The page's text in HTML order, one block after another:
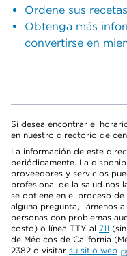
Ordene sus
Obtenga más
convertirse en
Si desea encontrar el
en nuestro directorio de
La información de este
periódicamente. La
proveedores y servicios
profesional de la salud nos
se obtiene en el proceso
alguna pregunta, llámenos
personas con problemas
costo) o línea TTY al 711
de Médicos de California
2382 o visitar su sitio web